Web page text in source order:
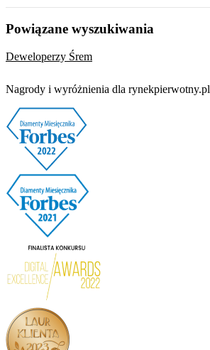
Powiązane wyszukiwania
Deweloperzy Śrem
Nagrody i wyróżnienia dla rynekpierwotny.pl